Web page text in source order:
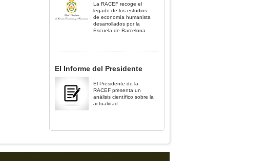
La RACEF recoge el
legado de los estudios
de economía humanista
desarrollados por la
Escuela de Barcelona
El Informe del Presidente
El Presidente de la
RACEF presenta un
análisis científico sobre la
actualidad